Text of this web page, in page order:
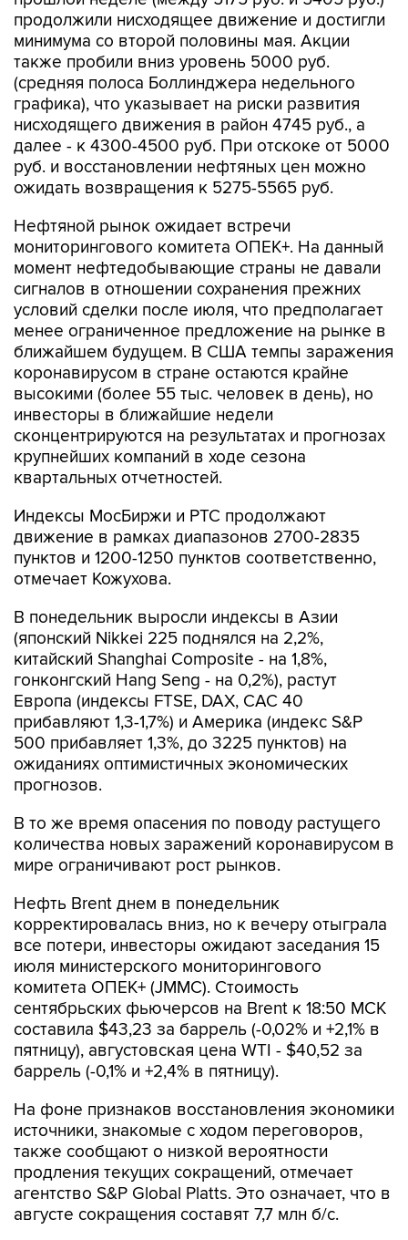
продолжили нисходящее движение и достигли
минимума со второй половины мая. Акции
также пробили вниз уровень 5000 руб.
(средняя полоса Боллинджера недельного
графика), что указывает на риски развития
нисходящего движения в район 4745 руб., а
далее - к 4300-4500 руб. При отскоке от 5000
руб. и восстановлении нефтяных цен можно
ожидать возвращения к 5275-5565 руб.
Нефтяной рынок ожидает встречи
мониторингового комитета ОПЕК+. На данный
момент нефтедобывающие страны не давали
сигналов в отношении сохранения прежних
условий сделки после июля, что предполагает
менее ограниченное предложение на рынке в
ближайшем будущем. В США темпы заражения
коронавирусом в стране остаются крайне
высокими (более 55 тыс. человек в день), но
инвесторы в ближайшие недели
сконцентрируются на результатах и прогнозах
крупнейших компаний в ходе сезона
квартальных отчетностей.
Индексы МосБиржи и РТС продолжают
движение в рамках диапазонов 2700-2835
пунктов и 1200-1250 пунктов соответственно,
отмечает Кожухова.
В понедельник выросли индексы в Азии
(японский Nikkei 225 поднялся на 2,2%,
китайский Shanghai Composite - на 1,8%,
гонконгский Hang Seng - на 0,2%), растут
Европа (индексы FTSE, DAX, CAC 40
прибавляют 1,3-1,7%) и Америка (индекс S&P
500 прибавляет 1,3%, до 3225 пунктов) на
ожиданиях оптимистичных экономических
прогнозов.
В то же время опасения по поводу растущего
количества новых заражений коронавирусом в
мире ограничивают рост рынков.
Нефть Brent днем в понедельник
корректировалась вниз, но к вечеру отыграла
все потери, инвесторы ожидают заседания 15
июля министерского мониторингового
комитета ОПЕК+ (JMMC). Стоимость
сентябрьских фьючерсов на Brent к 18:50 МСК
составила $43,23 за баррель (-0,02% и +2,1% в
пятницу), августовская цена WTI - $40,52 за
баррель (-0,1% и +2,4% в пятницу).
На фоне признаков восстановления экономики
источники, знакомые с ходом переговоров,
также сообщают о низкой вероятности
продления текущих сокращений, отмечает
агентство S&P Global Platts. Это означает, что в
августе сокращения составят 7,7 млн б/с.